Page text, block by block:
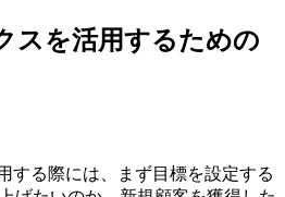
スを活用するための
する際には、まず目標を設定する